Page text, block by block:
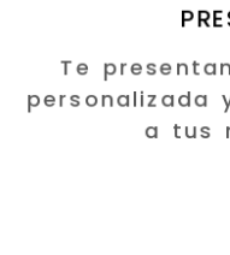
Te
personalizada
a tus